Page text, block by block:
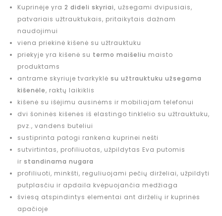
Kuprinėje yra 2 dideli skyriai, užsegami dvipusiais,
patvariais užtrauktukais, pritaikytais dažnam
naudojimui
viena priekinė kišenė su užtrauktuku
priekyje yra kišenė su termo maišeliu maisto
produktams
antrame skyriuje tvarkyklė su užtrauktuku užsegama
kišenėle, raktų laikiklis
kišenė su išėjimu ausinėms ir mobiliajam telefonui
dvi šoninės kišenės iš elastingo tinklelio su užtrauktuku,
pvz., vandens buteliui
sustiprinta patogi rankena kuprinei nešti
sutvirtintas, profiliuotas, užpildytas Eva putomis
ir standinama nugara
profiliuoti, minkšti, reguliuojami pečių dirželiai, užpildyti
putplasčiu ir apdaila kvėpuojančia medžiaga
šviesą atspindintys elementai ant dirželių ir kuprinės
apačioje